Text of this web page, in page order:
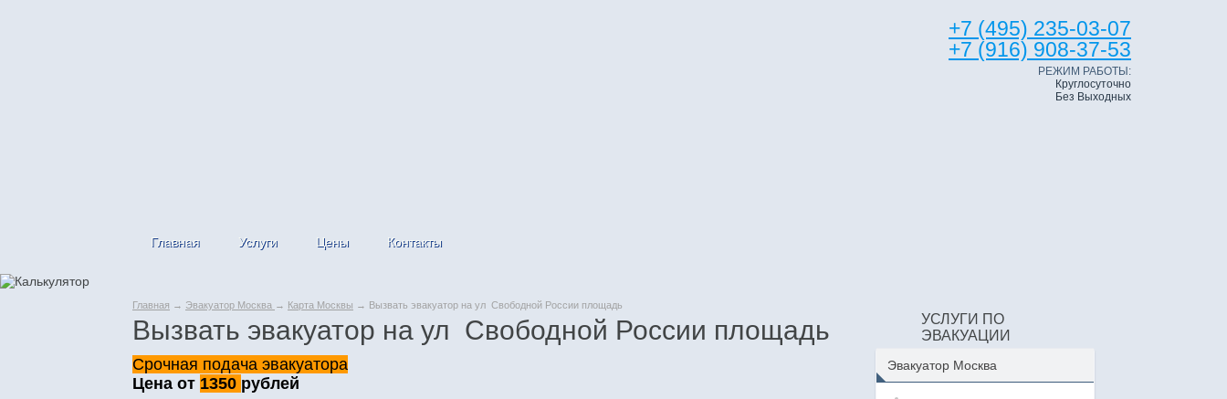
+7 (495) 235-03-07
+7 (916) 908-37-53
РЕЖИМ РАБОТЫ:
Круглосуточно
Без Выходных
Главная Услуги Цены Контакты
Главная → Эвакуатор Москва → Карта Москвы → Вызвать эвакуатор на ул Свободной России площадь
Вызвать эвакуатор на ул Свободной России площадь
Срочная подача эвакуатора
Цена от 1350 рублей
УСЛУГИ ПО
ЭВАКУАЦИИ
Эвакуатор Москва